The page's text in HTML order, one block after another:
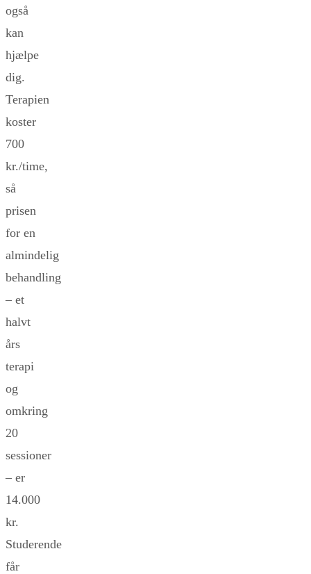
også
kan
hjælpe
dig.
Terapien
koster
700
kr./time,
så
prisen
for en
almindelig
behandling
– et
halvt
års
terapi
og
omkring
20
sessioner
– er
14.000
kr.
Studerende
får